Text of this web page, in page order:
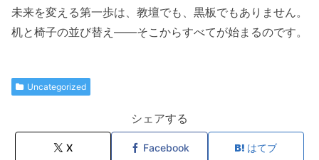
未来を変える第一歩は、教壇でも、黒板でもありません。
机と椅子の並び替え――そこからすべてが始まるのです。
Uncategorized
シェアする
X Facebook はてブ